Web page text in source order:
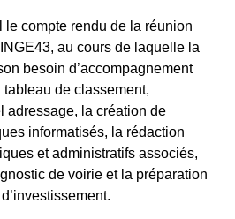
le compte rendu de la réunion
au cours de laquelle la
besoin d’accompagnement
de classement,
adressage, la création de
informatisés, la rédaction
et administratifs associés,
de voirie et la préparation